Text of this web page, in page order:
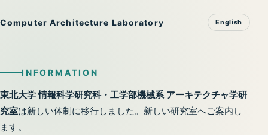
Computer Architecture Laboratory English
INFORMATION
東北大学 情報科学研究科・工学部機械系 アーキテクチャ学研
究室は新しい体制に移行しました。新しい研究室へご案内し
ます。